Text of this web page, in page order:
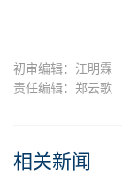
初审编辑：江明霖
责任编辑：郑云歌
相关新闻